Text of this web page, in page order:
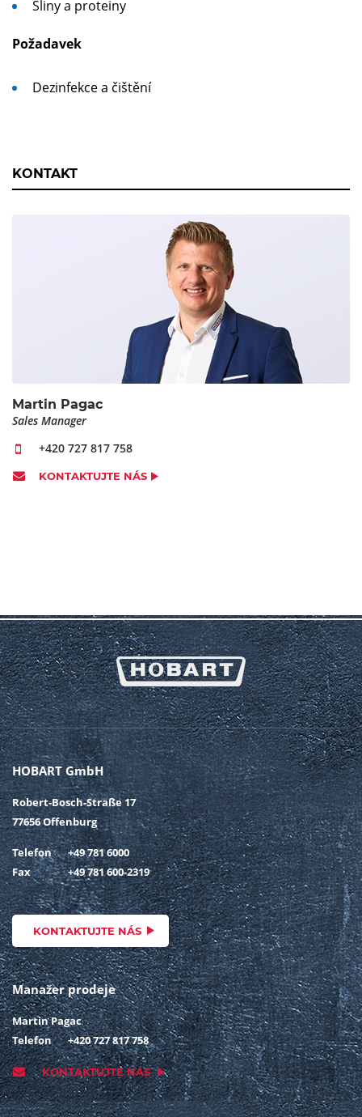
Sliny a proteiny
Požadavek
Dezinfekce a čištění
KONTAKT
Martin Pagac
Sales Manager
+420 727 817 758
KONTAKTUJTE NÁS
HOBART GmbH
Robert-Bosch-Straße 17
77656 Offenburg
Telefon
+49 781 6000
Fax
+49 781 600-2319
KONTAKTUJTE NÁS
Manažer prodeje
Martin Pagac
Telefon
+420 727 817 758
KONTAKTUJTE NÁS